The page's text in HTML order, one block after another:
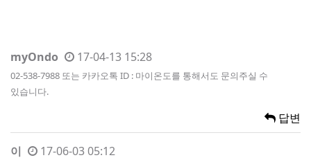
myOndo 17-04-13 15:28
02-538-7988 또는 카카오톡 ID : 마이온도를 통해서도 문의주실 수
있습니다.
답변
이 17-06-03 05:12